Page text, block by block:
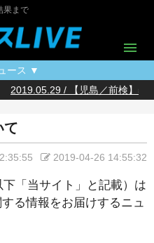
果まで
menu
ース ▼
2019.05.29 / 【児島／前検】5/
て
2019-04-26 14:55:32
下「当サイト」と記載）は
る情報をお届けするニュ